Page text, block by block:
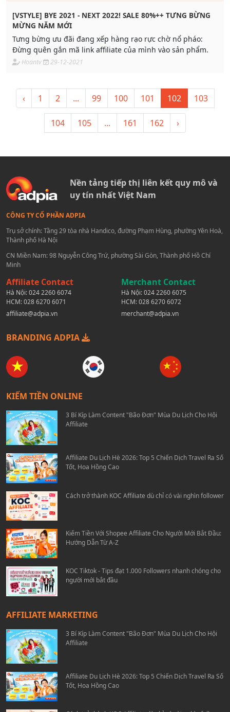
[VSTYLE] BYE 2021 - NEXT 2022! SALE 80%++ TƯNG BỪNG
MỪNG NĂM MỚI
Tưng bừng ưu đãi đang xếp hàng rạo rực chờ nổ pháo:
Đừng quên gắn mã link affiliate của mình vào sản phẩm.
Hoantv 29-12-2021
‹ 1 2 ... 99 100 101 102 103
104 105 ... 161 162 ›
Nền tảng tiếp thị liên kết quy mô và
uy tín nhất Việt Nam
CÔNG TY CỔ PHẦN ADPIA
Trụ sở chính: Tầng 29 tòa nhà Handico, đường Phạm Hùng, phường Yên Hoà,
Thành phố Hà Nội
CN Miền Nam: 98 Nguyễn Công Trứ, phường Sài Gòn, Thành phố Hồ Chí
Minh
Affiliate Contact
Hà Nội:024 2260 6074
HCM:028 6270 6071
affiliate@adpia.vn
Merchant Contact
Hà Nội:024 2260 6075
HCM:028 6270 6072
merchant@adpia.vn
BRANDING ADPIA
KIẾM TIỀN ONLINE
3 Bí Kíp Làm Content "Bão Đơn" Mùa Du Lịch Cho Hội
Affiliate
Affiliate Du Lịch Hè 2026: Top 5 Chiến Dịch Travel Ra Số
Tốt, Hoa Hồng Cao
Cách trở thành KOC Affiliate dù chỉ có vài nghìn follower
Kiếm Tiền Với Shopee Affiliate Cho Người Mới Bắt Đầu:
Hướng Dẫn Từ A-Z
KOC Tiktok - Tips đạt 1.000 Followers nhanh chóng cho
người mới bắt đầu
AFFILIATE MARKETING
3 Bí Kíp Làm Content "Bão Đơn" Mùa Du Lịch Cho Hội
Affiliate
Affiliate Du Lịch Hè 2026: Top 5 Chiến Dịch Travel Ra Số
Tốt, Hoa Hồng Cao